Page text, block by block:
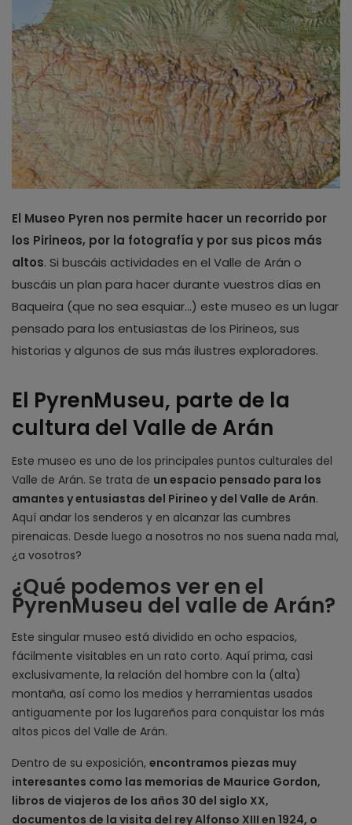
El Museo Pyren nos permite hacer un recorrido por
los Pirineos, por la fotografía y por sus picos más
altos. Si buscáis actividades en el Valle de Arán o
buscáis un plan para hacer durante vuestros días en
Baqueira (que no sea esquiar…) este museo es un lugar
pensado para los entusiastas de los Pirineos, sus
historias y algunos de sus más ilustres exploradores.
El PyrenMuseu, parte de la
cultura del Valle de Arán
Este museo es uno de los principales puntos culturales del
Valle de Arán. Se trata de un espacio pensado para los
amantes y entusiastas del Pirineo y del Valle de Arán.
Aquí andar los senderos y en alcanzar las cumbres
pirenaicas. Desde luego a nosotros no nos suena nada mal,
¿a vosotros?
¿Qué podemos ver en el
PyrenMuseu del valle de Arán?
Este singular museo está dividido en ocho espacios,
fácilmente visitables en un rato corto. Aquí prima, casi
exclusivamente, la relación del hombre con la (alta)
montaña, así como los medios y herramientas usados
antiguamente por los lugareños para conquistar los más
altos picos del Valle de Arán.
Dentro de su exposición, encontramos piezas muy
interesantes como las memorias de Maurice Gordon,
libros de viajeros de los años 30 del siglo XX,
documentos de la visita del rey Alfonso XIII en 1924, o